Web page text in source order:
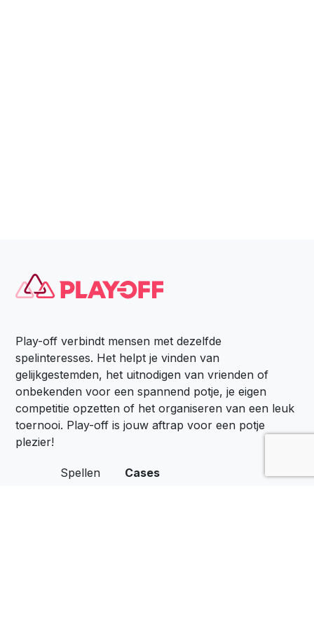
Play-off verbindt mensen met dezelfde
spelinteresses. Het helpt je vinden van
gelijkgestemden, het uitnodigen van vrienden of
onbekenden voor een spannend potje, je eigen
competitie opzetten of het organiseren van een leuk
toernooi. Play-off is jouw aftrap voor een potje
plezier!
Spellen
Cases